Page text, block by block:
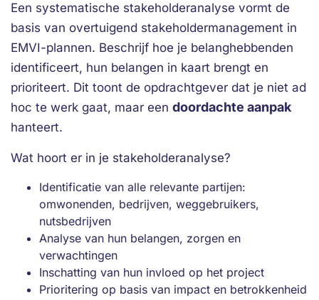
Een systematische stakeholderanalyse vormt de
basis van overtuigend stakeholdermanagement in
EMVI-plannen. Beschrijf hoe je belanghebbenden
identificeert, hun belangen in kaart brengt en
prioriteert. Dit toont de opdrachtgever dat je niet ad
hoc te werk gaat, maar een doordachte aanpak
hanteert.
Wat hoort er in je stakeholderanalyse?
Identificatie van alle relevante partijen:
omwonenden, bedrijven, weggebruikers,
nutsbedrijven
Analyse van hun belangen, zorgen en
verwachtingen
Inschatting van hun invloed op het project
Prioritering op basis van impact en betrokkenheid